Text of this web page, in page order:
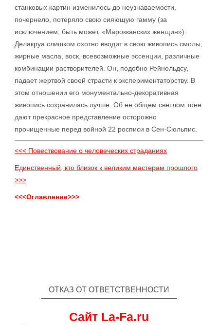
станковых картин изменилось до неузнаваемости,
почернело, потеряло свою сияющую гамму (за
исключением, быть может, «Марокканских женщин»).
Делакруа слишком охотно вводит в свою живопись смолы,
жирные масла, воск, всевозможные эссенции, различные
комбинации растворителей. Он, подобно Рейнольдсу,
падает жертвой своей страсти к экспериментаторству. В
этом отношении его монументально-декоративная
живопись сохранилась лучше. Об ее общем светлом тоне
дают прекрасное представление осторожно
прочищенные перед войной 22 росписи в Сен-Сюльпис.
<<< Повествование о человеческих страданиях
Единственный, кто близок к великим мастерам прошлого
>>>
<<<Оглавление>>>
ОТКАЗ ОТ ОТВЕТСТВЕННОСТИ
Сайт La-Fa.ru